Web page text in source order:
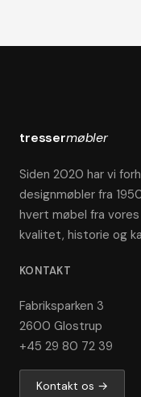
tressermøbler
Siden 2020 har vi
designmøbler fra
hvert møbel fra
kvalitet, historie og
KONTAKT
Fabriksparken 3
2600 Glostrup
+45 29 80 72 39
Kontakt os →